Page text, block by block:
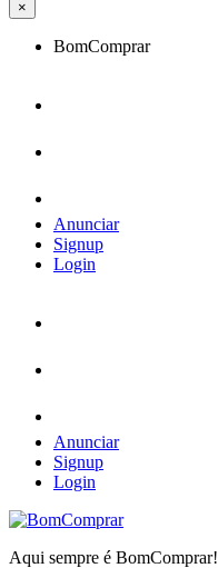
×
BomComprar
Anunciar
Signup
Login
Anunciar
Signup
Login
BomComprar
Aqui sempre é BomComprar!